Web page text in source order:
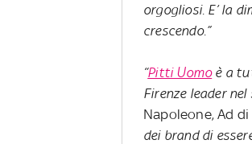
orgogliosi. E’ la
crescendo.”
“Pitti Uomoè a
Firenze leader
Napoleone, Ad
dei brand di